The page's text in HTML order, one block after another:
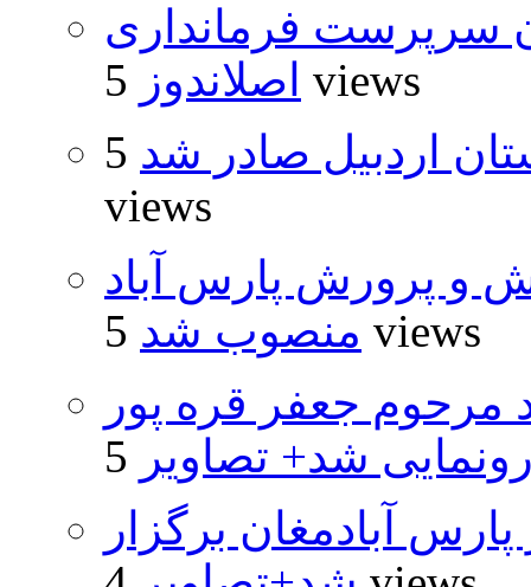
سرپرست فرمانداری
اصلاندوز 5 views
اردبیل صادر شد 5
views
و پرورش پارس آباد
منصوب شد 5 views
مرحوم جعفر قره پور
شد+ تصاویر
آبادمغان برگزار